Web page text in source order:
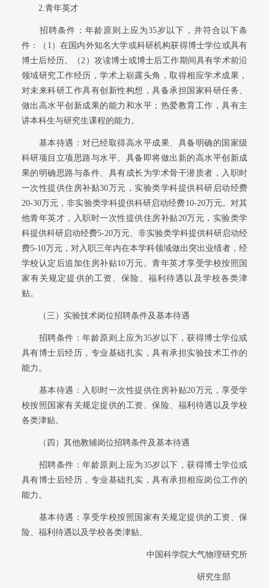
2. 青年英才
招聘条件：年龄原则上应为35岁以下，并符合以下条
件：（ 1 ）在国内外知名大学或科研机构获得博士学位或具有
博士后经历。（ 2 ）攻读博士或博士后工作期间具有学术前沿
领域研究工作经历，学术上崭露头角，取得相应学术成果，
对未来科研工作具有创新性构想，具备承担国家科研任务、
做出高水平创新成果的能力和水平；热爱教育工作，具有主
讲本科生与研究生课程的能力。
基本待遇：对已经取得高水平成果、具备明确的国家级
科研项目立项思路与水平、具备即将做出新的高水平创新成
果的明确思路与条件、具有成长为学术骨干潜质者，入职时
一次性提供住房补贴30万元，实验类学科提供科研启动经费
20-30万元，非实验类学科提供科研启动经费10-20万元。对其
他青年英才，入职时一次性提供住房补贴20万元，实验类学
科提供科研启动经费5-20万元、非实验类学科提供科研启动经
费5-10万元，对入职三年内在本学科领域做出突出业绩者，经
学校认定后追加住房补贴10万元。青年英才享受学校按照国
家有关规定提供的工资、保险、福利待遇以及学校各类津
贴。
（三）实验技术岗位招聘条件及基本待遇
招聘条件：年龄原则上应为35岁以下，获得博士学位或
具有博士后经历，专业基础扎实，具有承担实验技术工作的
能力。
基本待遇：入职时一次性提供住房补贴20万元，享受学
校按照国家有关规定提供的工资、保险、福利待遇以及学校
各类津贴。
（四）其他教辅岗位招聘条件及基本待遇
招聘条件：年龄原则上应为35岁以下，获得博士学位或
具有博士后经历，专业基础扎实，具有承担相应岗位工作的
能力。
基本待遇：享受学校按照国家有关规定提供的工资、保
险、福利待遇以及学校各类津贴。
中国科学院大气物理研究所
研究生部